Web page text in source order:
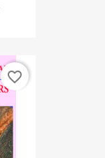
favorite_border